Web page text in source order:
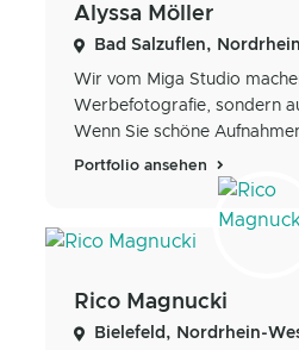
Alyssa Möller
Bad Salzuflen,
Wir vom Miga Studio
Werbefotografie, sondern
Wenn Sie schöne
Portfolio ansehen
Rico Magnucki
Bielefeld, Nordrhein-